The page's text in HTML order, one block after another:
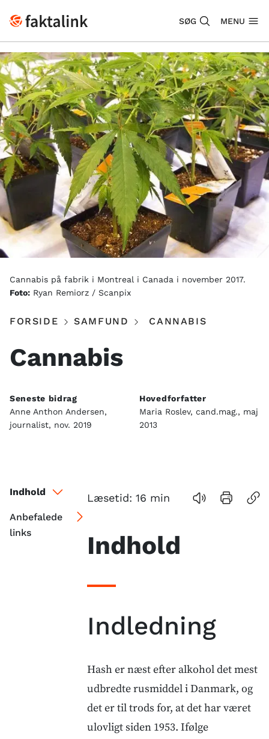
SØG MENU
Cannabis på fabrik i Montreal i Canada i november 2017.
Foto: Ryan Remiorz / Scanpix
FORSIDE SAMFUND CANNABIS
Cannabis
Seneste bidrag
Anne Anthon Andersen,
journalist, nov. 2019
Hovedforfatter
Maria Roslev, cand.mag., maj
2013
Indhold
Anbefalede
links
Læsetid: 16 min
Indhold
Indledning
Hash er næst efter alkohol det mest
udbredte rusmiddel i Danmark, og
det er til trods for, at det har været
ulovligt siden 1953. Ifølge